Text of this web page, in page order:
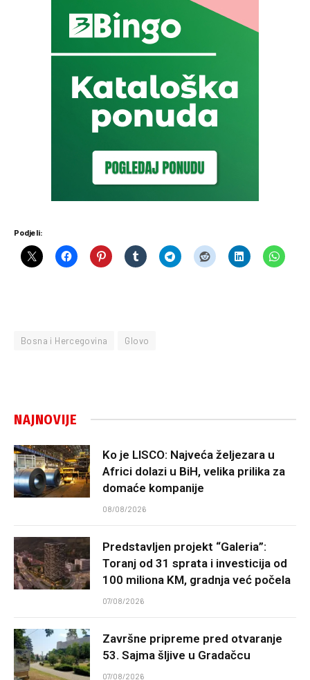
Podjeli:
Bosna i Hercegovina Glovo
NAJNOVIJE
Ko je LISCO: Najveća željezara u
Africi dolazi u BiH, velika prilika za
domaće kompanije
08/08/2026
Predstavljen projekt “Galeria”:
Toranj od 31 sprata i investicija od
100 miliona KM, gradnja već počela
07/08/2026
Završne pripreme pred otvaranje
53. Sajma šljive u Gradačcu
07/08/2026